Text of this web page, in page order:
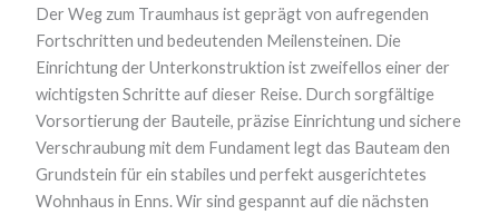
Der Weg zum Traumhaus ist geprägt von aufregenden
Fortschritten und bedeutenden Meilensteinen. Die
Einrichtung der Unterkonstruktion ist zweifellos einer der
wichtigsten Schritte auf dieser Reise. Durch sorgfältige
Vorsortierung der Bauteile, präzise Einrichtung und sichere
Verschraubung mit dem Fundament legt das Bauteam den
Grundstein für ein stabiles und perfekt ausgerichtetes
Wohnhaus in Enns. Wir sind gespannt auf die nächsten